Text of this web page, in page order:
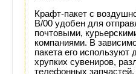
Крафт-пакет с
B/00 удобен для
почтовыми,
компаниями. В
пакета его используют
хрупких сувениров,
телефонных запчастей,